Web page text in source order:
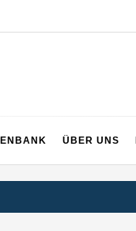
ÜBER UNS